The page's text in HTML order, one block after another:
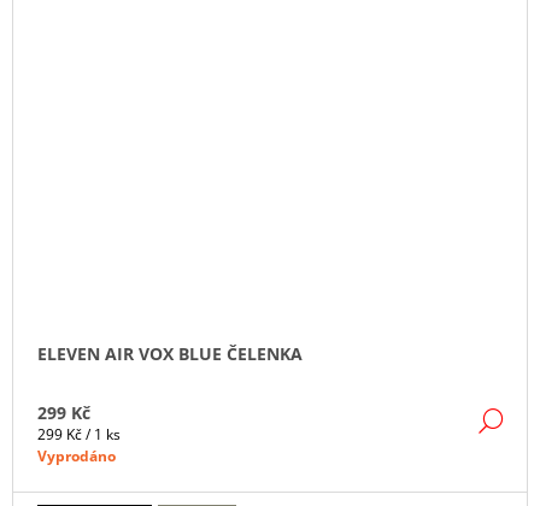
ELEVEN AIR VOX BLUE ČELENKA
299 Kč
Měrná
cena:
299 Kč / 1 ks
Vyprodáno